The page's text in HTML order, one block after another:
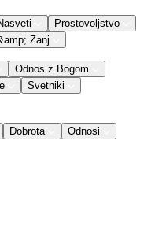
Prostovoljstvo
Zanj
Odnos z Bogom
Svetniki
Dobrota
Odnosi